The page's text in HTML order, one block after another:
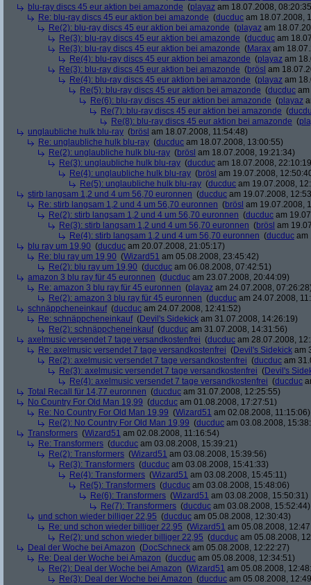
blu-ray discs 45 eur aktion bei amazonde (playaz am 18.07.2008,
Re: blu-ray discs 45 eur aktion bei amazonde (ducduc am 18.07.2008,
Re(2): blu-ray discs 45 eur aktion bei amazonde (playaz am
Re(3): blu-ray discs 45 eur aktion bei amazonde (ducduc am
Re(3): blu-ray discs 45 eur aktion bei amazonde (Marax am
Re(4): blu-ray discs 45 eur aktion bei amazonde (playaz am
Re(3): blu-ray discs 45 eur aktion bei amazonde (brösl am
Re(4): blu-ray discs 45 eur aktion bei amazonde (playaz am
Re(5): blu-ray discs 45 eur aktion bei amazonde (ducduc
Re(6): blu-ray discs 45 eur aktion bei amazonde (playaz
Re(7): blu-ray discs 45 eur aktion bei amazonde (
Re(8): blu-ray discs 45 eur aktion bei amazonde (
unglaubliche hulk blu-ray (brösl am 18.07.2008, 11:54:48)
Re: unglaubliche hulk blu-ray (ducduc am 18.07.2008, 13:00:55)
Re(2): unglaubliche hulk blu-ray (brösl am 18.07.2008, 19:21:34)
Re(3): unglaubliche hulk blu-ray (ducduc am 18.07.2008,
Re(4): unglaubliche hulk blu-ray (brösl am 19.07.2008,
Re(5): unglaubliche hulk blu-ray (ducduc am 19.07.2008,
stirb langsam 1,2 und 4 um 56,70 euronnen (ducduc am 19.07.2008,
Re: stirb langsam 1,2 und 4 um 56,70 euronnen (brösl am 19.07.2008,
Re(2): stirb langsam 1,2 und 4 um 56,70 euronnen (ducduc am
Re(3): stirb langsam 1,2 und 4 um 56,70 euronnen (brösl am
Re(4): stirb langsam 1,2 und 4 um 56,70 euronnen (ducduc am
blu ray um 19,90 (ducduc am 20.07.2008, 21:05:17)
Re: blu ray um 19,90 (Wizard51 am 05.08.2008, 23:45:42)
Re(2): blu ray um 19,90 (ducduc am 06.08.2008, 07:42:51)
amazon 3 blu ray für 45 euronnen (ducduc am 23.07.2008, 20:44:09)
Re: amazon 3 blu ray für 45 euronnen (playaz am 24.07.2008,
Re(2): amazon 3 blu ray für 45 euronnen (ducduc am 24.07.2008,
schnäppcheneinkauf(ducduc am 24.07.2008, 12:41:52)
Re: schnäppcheneinkauf(Devil's Sidekick am 31.07.2008, 14:26:19)
Re(2): schnäppcheneinkauf(ducduc am 31.07.2008, 14:31:56)
axelmusic versendet 7 tage versandkostenfrei (ducduc am 28.07.2008,
Re: axelmusic versendet 7 tage versandkostenfrei (Devil's Sidekick am
Re(2): axelmusic versendet 7 tage versandkostenfrei (ducduc am
Re(3): axelmusic versendet 7 tage versandkostenfrei (Devil's
Re(4): axelmusic versendet 7 tage versandkostenfrei (ducduc
Total Recall für 14,77 euronnen (ducduc am 31.07.2008, 12:25:55)
No Country For Old Man 19,99 (ducduc am 01.08.2008, 17:27:51)
Re: No Country For Old Man 19,99 (Wizard51 am 02.08.2008, 11:15:06)
Re(2): No Country For Old Man 19,99 (ducduc am 03.08.2008,
Transformers (Wizard51 am 02.08.2008, 11:16:54)
Re: Transformers (ducduc am 03.08.2008, 15:39:21)
Re(2): Transformers (Wizard51 am 03.08.2008, 15:39:56)
Re(3): Transformers (ducduc am 03.08.2008, 15:41:33)
Re(4): Transformers (Wizard51 am 03.08.2008, 15:45:11)
Re(5): Transformers (ducduc am 03.08.2008, 15:48:06)
Re(6): Transformers (Wizard51 am 03.08.2008, 15:50:31)
Re(7): Transformers (ducduc am 03.08.2008, 15:52:44)
und schon wieder billiger 22,95 (ducduc am 05.08.2008, 12:30:43)
Re: und schon wieder billiger 22,95 (Wizard51 am 05.08.2008,
Re(2): und schon wieder billiger 22,95 (ducduc am 05.08.2008,
Deal der Woche bei Amazon (DocSchneck am 05.08.2008, 12:22:27)
Re: Deal der Woche bei Amazon (ducduc am 05.08.2008, 12:34:51)
Re(2): Deal der Woche bei Amazon (Wizard51 am 05.08.2008,
Re(3): Deal der Woche bei Amazon (ducduc am 05.08.2008,